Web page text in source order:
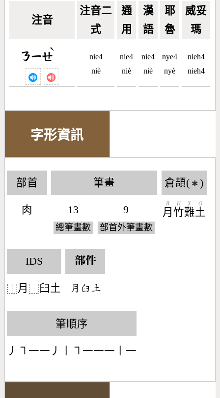
注音
注音二
式
通
用
漢
語
耶
魯
威妥
瑪
ㄋㄧㄝ
ˋ
nie4
niè
nie4
niè
nie4
niè
nye4
nyè
nieh4
nieh4
字形資訊
部首
肉
筆畫
13
總筆畫數
9
部首外筆畫數
倉頡( ✱ )
月
B
竹
H
難
X
土
G
IDS
⿰月 ⿱ 臼土
部件
󶃭󶆈󶁢
筆順序
丿㇕一一丿丨㇕一一一丨一